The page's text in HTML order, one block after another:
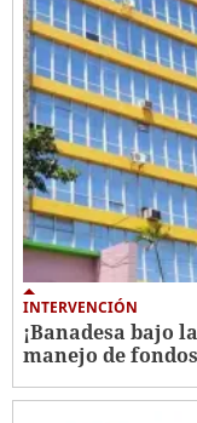
INTERVENCIÓN
¡Banadesa bajo
manejo de